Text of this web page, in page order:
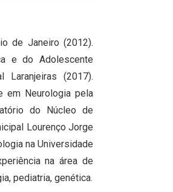
de Janeiro (2012).
e do Adolescente
Laranjeiras (2017).
em Neurologia pela
do Núcleo de
Lourenço Jorge
na Universidade
na área de
pediatria, genética.